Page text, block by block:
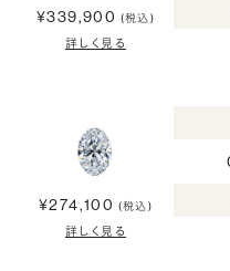
¥339,900 (税込)
詳しく見る
¥274,100 (税込)
詳しく見る